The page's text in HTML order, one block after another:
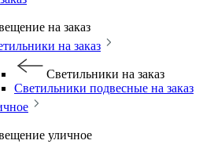
на заказ
на заказ
Светильники на заказ
Светильники подвесные на заказ
уличное